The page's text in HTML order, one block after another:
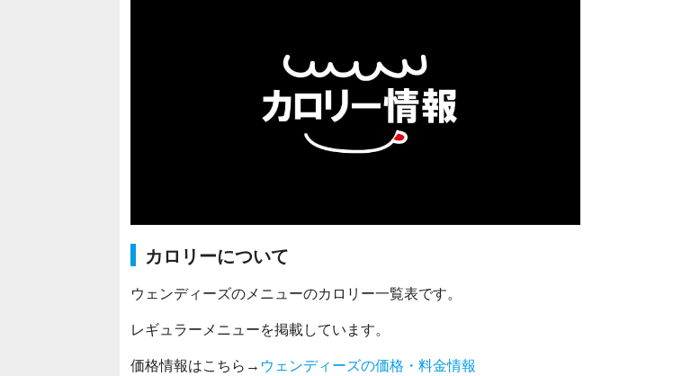
カロリーについて
ウェンディーズのメニューのカロリー一覧表です。
レギュラーメニューを掲載しています。
価格情報はこちら→ ウェンディーズの価格・料金情報